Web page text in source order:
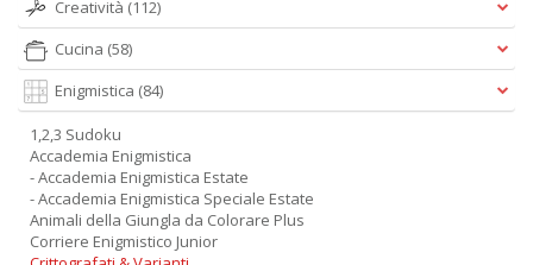
Creatività (112)
Cucina (58)
Enigmistica (84)
1,2,3 Sudoku
Accademia Enigmistica
- Accademia Enigmistica Estate
- Accademia Enigmistica Speciale Estate
Animali della Giungla da Colorare Plus
Corriere Enigmistico Junior